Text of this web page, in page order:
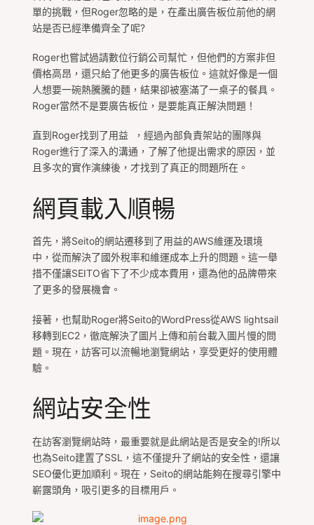
單的挑戰，但Roger忽略的是，在產出廣告板位前他的網
站是否已經準備齊全了呢?
Roger也嘗試過請數位行銷公司幫忙，但他們的方案非但
價格高昂，還只給了他更多的廣告板位。這就好像是一個
人想要一碗熱騰騰的麵，結果卻被塞滿了一桌子的餐具。
Roger當然不是要廣告板位，是要能真正解決問題！
直到Roger找到了用益 ，經過內部負責架站的團隊與
Roger進行了深入的溝通，了解了他提出需求的原因，並
且多次的實作演練後，才找到了真正的問題所在。
網頁載入順暢
首先，將Seito的網站遷移到了用益的AWS維運及環境
中，從而解決了國外稅率和維運成本上升的問題。這一舉
措不僅讓SEITO省下了不少成本費用，還為他的品牌帶來
了更多的發展機會。
接著，也幫助Roger將Seito的WordPress從AWS lightsail
移轉到EC2，徹底解決了圖片上傳和前台載入圖片慢的問
題。現在，訪客可以流暢地瀏覽網站，享受更好的使用體
驗。
網站安全性
在訪客瀏覽網站時，最重要就是此網站是否是安全的!所以
也為Seito建置了SSL，這不僅提升了網站的安全性，還讓
SEO優化更加順利。現在，Seito的網站能夠在搜尋引擎中
嶄露頭角，吸引更多的目標用戶。